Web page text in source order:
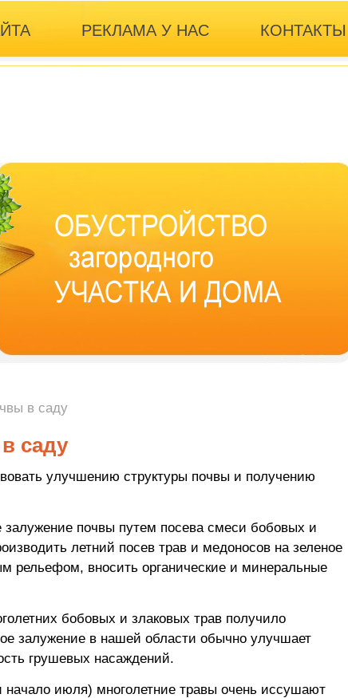
РЕКЛАМА У НАС КОНТАКТЫ
в саду
саду
улучшению структуры почвы и получению
залужение почвы путем посева смеси бобовых и
летний посев трав и медоносов на зеленое
рельефом, вносить органические и минеральные
бобовых и злаковых трав получило
залужение в нашей области обычно улучшает
грушевых насаждений.
июля) многолетние травы очень иссушают